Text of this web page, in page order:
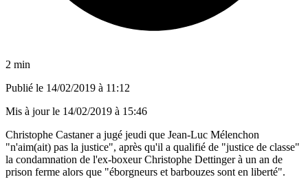
2 min
Publié le 14/02/2019 à 11:12
Mis à jour le 14/02/2019 à 15:46
Christophe Castaner a jugé jeudi que Jean-Luc Mélenchon
"n'aim(ait) pas la justice", après qu'il a qualifié de "justice de classe"
la condamnation de l'ex-boxeur Christophe Dettinger à un an de
prison ferme alors que "éborgneurs et barbouzes sont en liberté".